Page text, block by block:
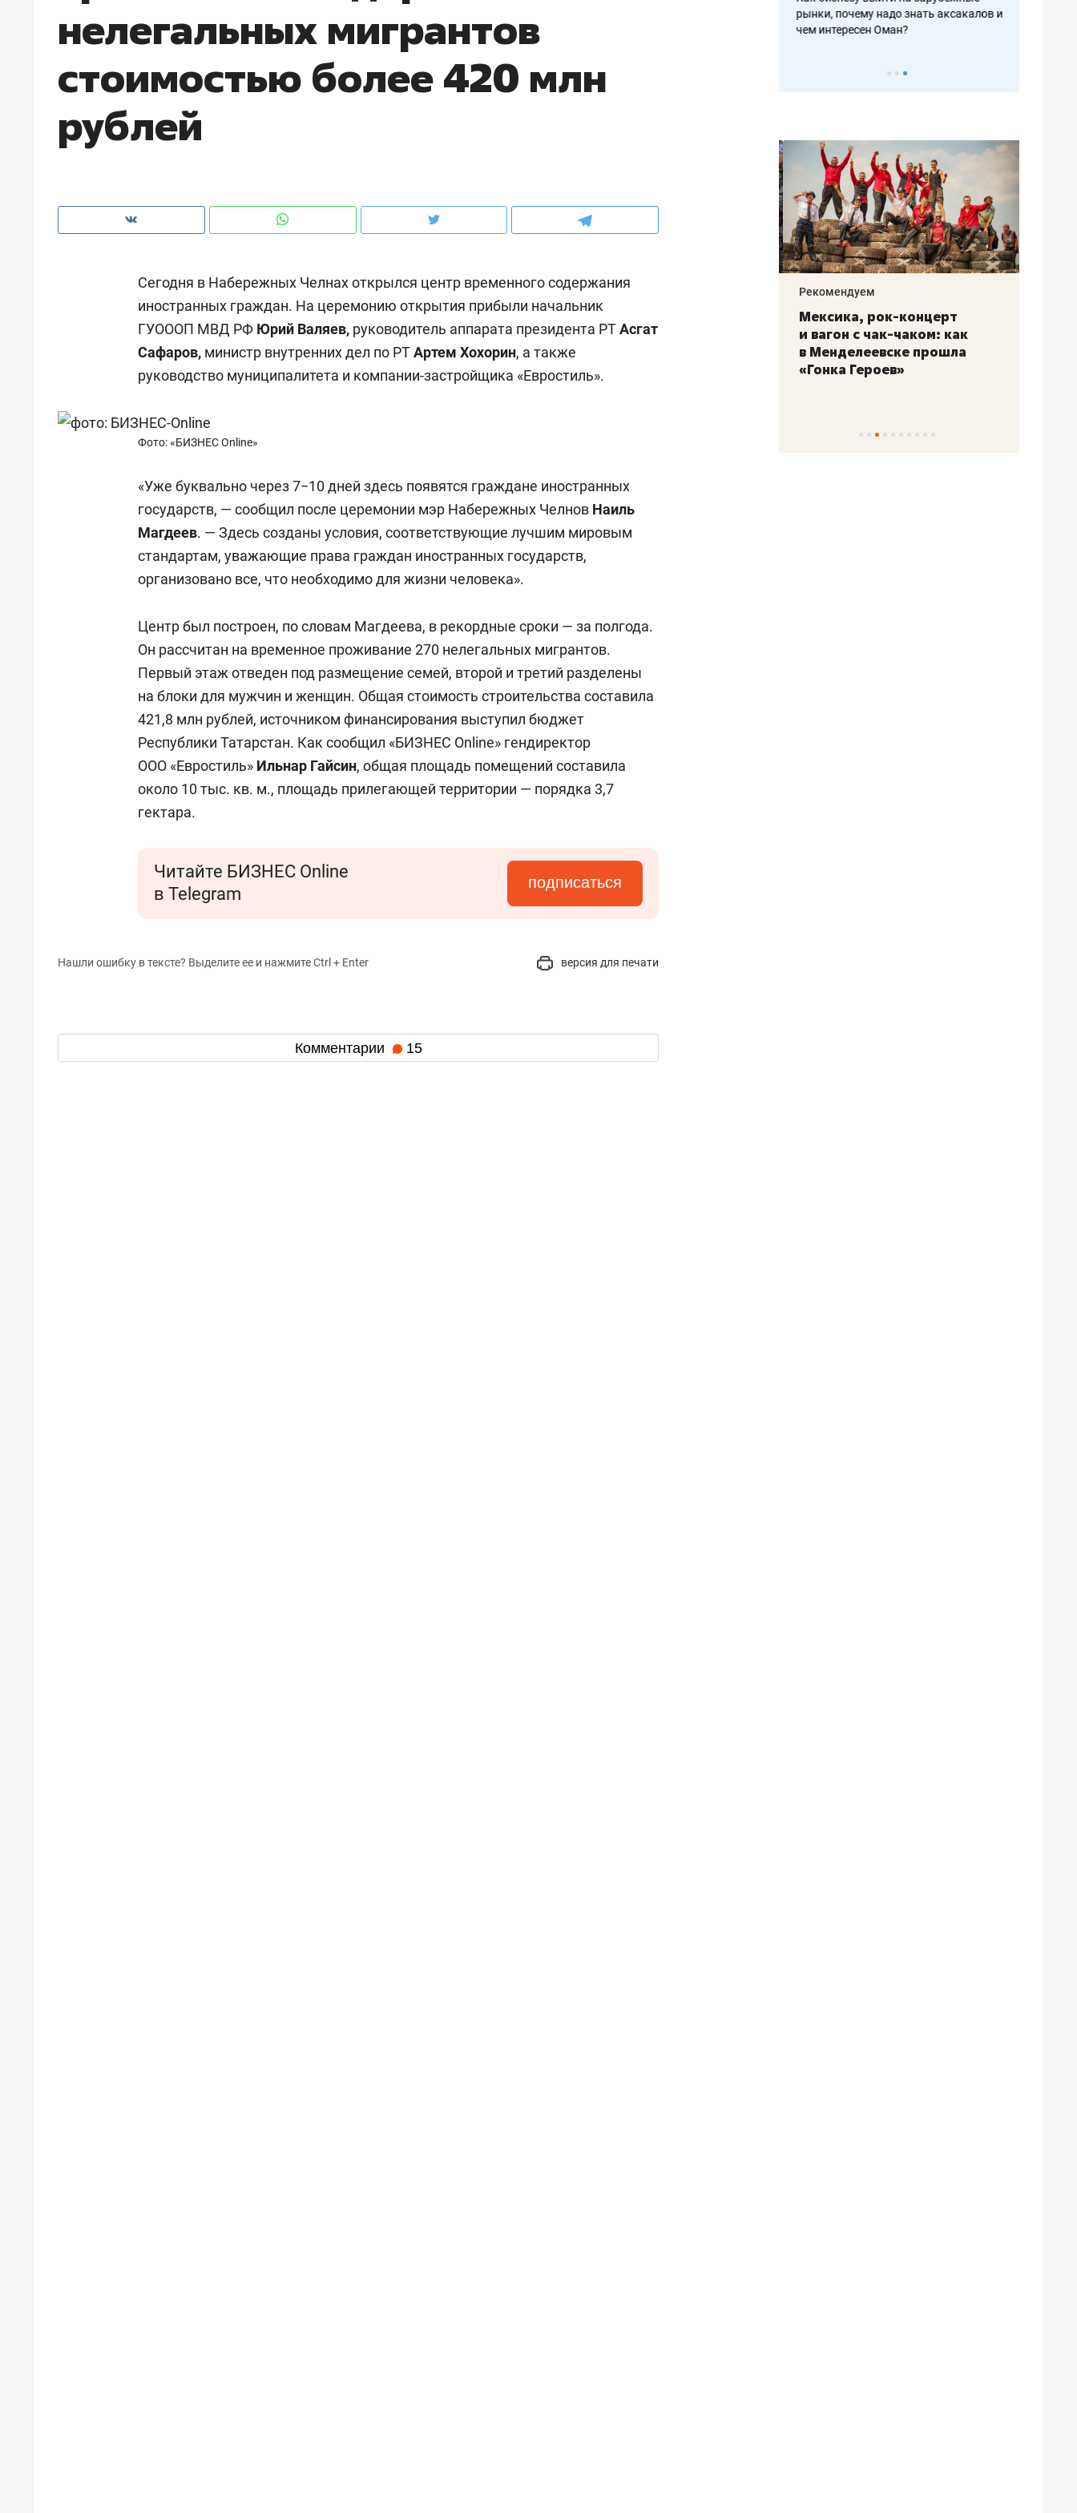
нелегальных мигрантов
стоимостью более 420 млн
рублей
Сегодня в Набережных Челнах открылся центр временного содержания
иностранных граждан. На церемонию открытия прибыли начальник
ГУОООП МВД РФ Юрий Валяев, руководитель аппарата президента РТАсгат
Сафаров, министр внутренних дел по РТАртем Хохорин, а также
руководство муниципалитета и компании-застройщика «Евростиль».
Фото: «БИЗНЕС Online»
«Уже буквально через 7−10 дней здесь появятся граждане иностранных
государств, — сообщил после церемонии мэр Набережных Челнов Наиль
Магдеев. — Здесь созданы условия, соответствующие лучшим мировым
стандартам, уважающие права граждан иностранных государств,
организовано все, что необходимо для жизни человека».
Центр был построен, по словам Магдеева, в рекордные сроки — за полгода.
Он рассчитан на временное проживание 270 нелегальных мигрантов.
Первый этаж отведен под размещение семей, второй и третий разделены
на блоки для мужчин и женщин. Общая стоимость строительства составила
421,8 млн рублей, источником финансирования выступил бюджет
Республики Татарстан. Как сообщил «БИЗНЕС Online» гендиректор
ООО «Евростиль» Ильнар Гайсин, общая площадь помещений составила
около 10 тыс. кв. м., площадь прилегающей территории — порядка 3,7
гектара.
Читайте БИЗНЕС Online
в Telegram
подписаться
Нашли ошибку в тексте? Выделите ее и нажмите Ctrl + Enter версия для печати
Комментарии 15
чем интересен Оман?
клиентах и чудных запросах мастеров
рынки, почему надо знать аксакалов и
чем интересен Оман?
Рекомендуем
Как ГК «МИР ГРУПП» и ВТБ
создают оазис жилого
комфорта под Казанью
Рекомендуем
150 камер до квартиры и Face
ID вместо ключа: какой будет
безопасность в ЖК «Нова»
Рекомендуем
Опыт выживания в дикой
природе, работа
с ментальным и физическим
состоянием как основа
Рекомендуем
Мексика, рок-концерт
и вагон с чак-чаком: как
в Менделеевске прошла
«Гонка Героев»